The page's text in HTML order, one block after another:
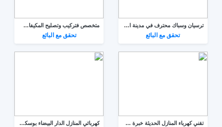
ترسيان وسباك محترف في مدينة الرباط سلا
تحقق مع البائع
متخصص فتركيب وتصليح المكيفات في مدينة فاس
تحقق مع البائع
تقني كهرباء المنازل الحديثة خبرة 16 سنة في الميدان كهربائي المنازل الدار البيضاء بوسكورة و النواحي